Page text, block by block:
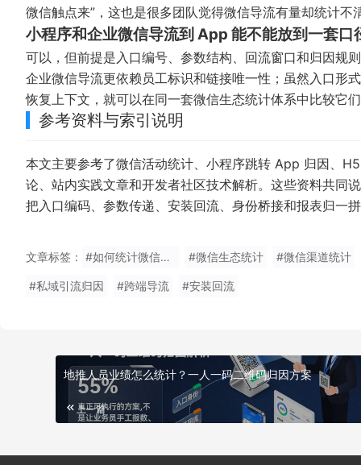
微信触点来”，这也是很多团队觉得微信导流有量却统计不
小程序和企业微信导流到 App 能不能放到一套口
可以，但前提是入口编号、参数结构、回流窗口和归因规
企业微信导流更依赖员工标识和链接唯一性；虽然入口形
恢复上下文，就可以在同一套微信生态统计体系中比较它
参考资料与索引说明
本文主要参考了微信活动统计、小程序跳转 App 归因、
论、站内实践文章和开发者社区技术解析。这些资料共同
把入口编码、参数传递、安装回流、身份桥接和报表归一
文章标签： #如何统计微信生态导流效果 #微信生态统计 #微信渠道统计
#私域引流归因 #跨端导流 #安装回流
地推人员业绩怎么统计？一人一码二维码归因方案
上一篇